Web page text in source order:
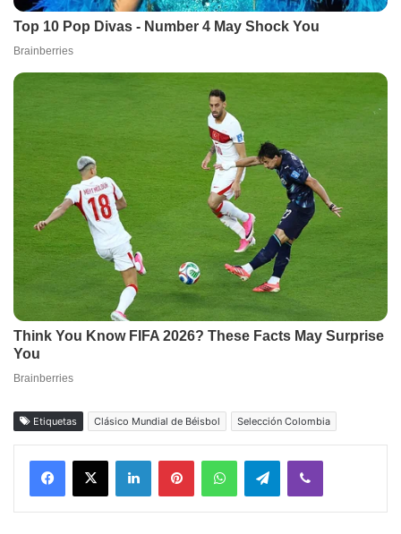
Etiquetas Clásico Mundial de Béisbol Selección Colombia
Facebook
X LinkedInPinterestWhatsAppTelegramViber